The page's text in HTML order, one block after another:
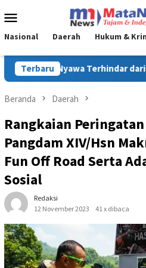
ke
Mobile
Nasional Daerah Hukum &
Terbaru
MIND ID Tegaskan Dukungan
Beranda Daerah
Rangkaian
Pangdam XIV/Hsn
Fun Off Road Serta
Sosial
Redaksi
12 November 2023
41 x dibaca